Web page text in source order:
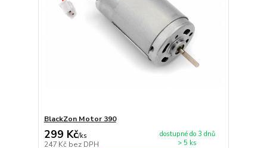
BlackZon Motor 390
299 Kč/ks
247 Kč bez DPH
dostupné do 3 dnů
> 5 ks